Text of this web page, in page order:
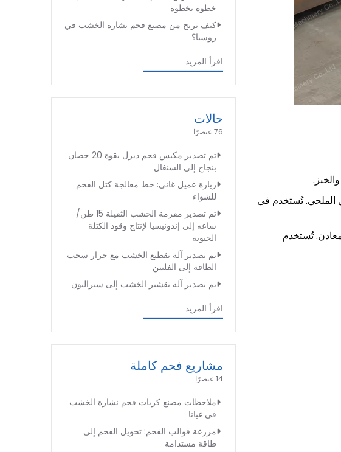
الملحي. تُستخدم في
تُستخدم
خطوة بخطوة
كيف تربح من مصنع فحم نشارة الخشب في
روسيا؟
اقرأ المزيد
حالات
76 عنصرًا
تم تصدير مكبس فحم ديزل بقوة 20 حصان
بنجاح إلى السنغال
زيارة عميل غاني: خط معالجة كتل الفحم
للشواء
تم تصدير مفرمة الخشب الثقيلة 15 طن/
ساعه إلى إندونيسيا لإنتاج وقود الكتلة
الحيوية
تم تصدير آلة تقطيع الخشب مع جرار سحب
الطاقة إلى الفلبين
تم تصدير آلة تقشير الخشب إلى سيراليون
اقرأ المزيد
مشاريع فحم كاملة
14 عنصرًا
ملاحظات مصنع كريات فحم نشارة الخشب
في غيانا
مزرعة قوالب الفحم: تحويل الفحم إلى
طاقة مستدامة